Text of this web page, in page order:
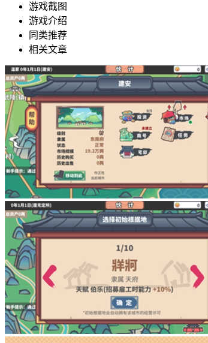
游戏截图
游戏介绍
同类推荐
相关文章